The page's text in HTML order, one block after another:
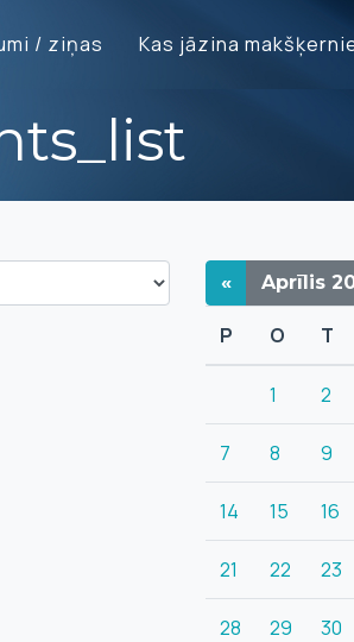
/ ziņas Kas jāzina
« Aprīlis
P O T
1 2
7 8 9
14 15 16
21 22 23
28 29 30